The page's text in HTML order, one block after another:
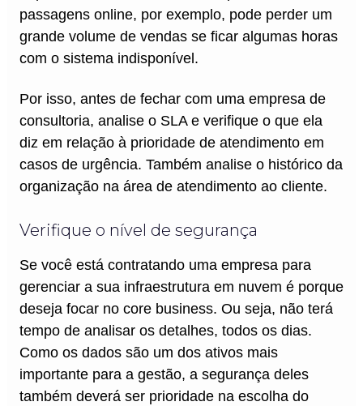
passagens online, por exemplo, pode perder um
grande volume de vendas se ficar algumas horas
com o sistema indisponível.
Por isso, antes de fechar com uma empresa de
consultoria, analise o SLA e verifique o que ela
diz em relação à prioridade de atendimento em
casos de urgência. Também analise o histórico da
organização na área de atendimento ao cliente.
Verifique o nível de segurança
Se você está contratando uma empresa para
gerenciar a sua infraestrutura em nuvem é porque
deseja focar no core business. Ou seja, não terá
tempo de analisar os detalhes, todos os dias.
Como os dados são um dos ativos mais
importante para a gestão, a segurança deles
também deverá ser prioridade na escolha do